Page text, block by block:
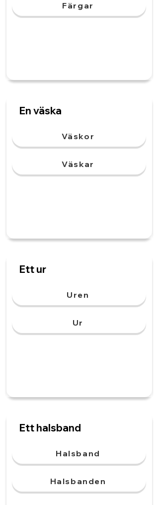
Färgar
En väska
Väskor
Väskar
Ett ur
Uren
Ur
Ett halsband
Halsband
Halsbanden